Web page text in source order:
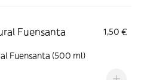
Fuensanta
1,50 €
Fuensanta (500 ml)